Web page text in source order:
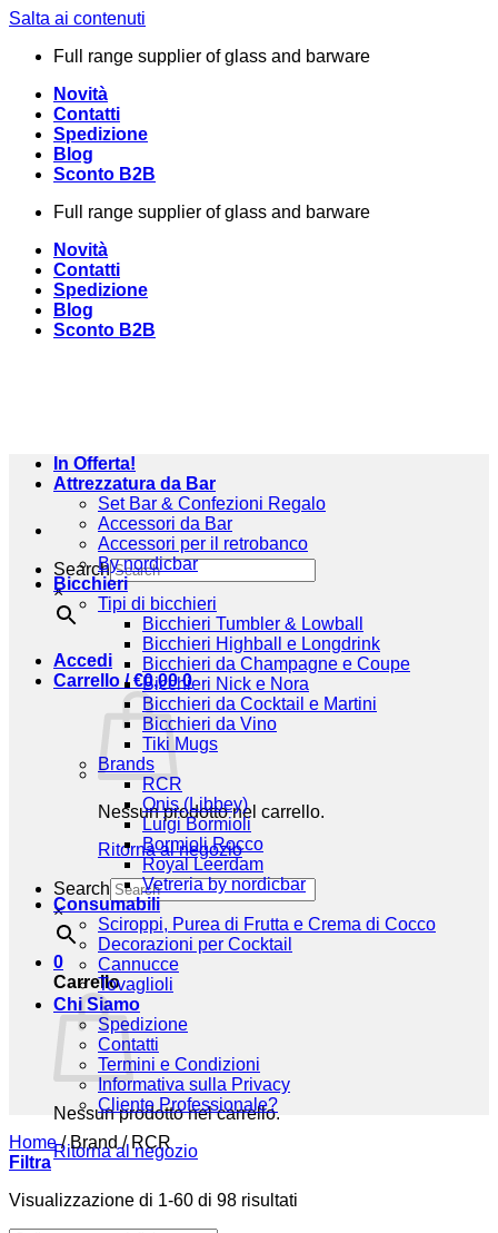
Salta ai contenuti
Full range supplier of glass and barware
Novità
Contatti
Spedizione
Blog
Sconto B2B
Full range supplier of glass and barware
Novità
Contatti
Spedizione
Blog
Sconto B2B
Search
×
Accedi
Carrello /€0,00 0
Nessun prodotto nel carrello.
Ritorna al negozio
Search
×
0
Carrello
Nessun prodotto nel carrello.
Ritorna al negozio
In Offerta!
Attrezzatura da Bar
Set Bar & Confezioni Regalo
Accessori da Bar
Accessori per il retrobanco
By nordicbar
Bicchieri
Tipi di bicchieri
Bicchieri Tumbler & Lowball
Bicchieri Highball e Longdrink
Bicchieri da Champagne e Coupe
Bicchieri Nick e Nora
Bicchieri da Cocktail e Martini
Bicchieri da Vino
Tiki Mugs
Brands
RCR
Onis (Libbey)
Luigi Bormioli
Bormioli Rocco
Royal Leerdam
Vetreria by nordicbar
Consumabili
Sciroppi, Purea di Frutta e Crema di Cocco
Decorazioni per Cocktail
Cannucce
Tovaglioli
Chi Siamo
Spedizione
Contatti
Termini e Condizioni
Informativa sulla Privacy
Cliente Professionale?
Home /Brand /RCR
Filtra
Visualizzazione di 1-60 di 98 risultati